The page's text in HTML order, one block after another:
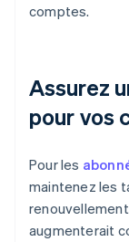
comptes.
Assurez
pour vos
Pour les
maintenez les
augmenterait